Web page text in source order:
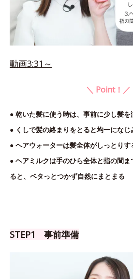
動画3:31～
＼ Point！／
● 乾いた髪に使う時は、事前に少し髪
● くしで髪の絡まりをとると均一になじ
● ヘアウォーターは髪全体がしっとりす
● ヘアミルクは手のひら全体と指の間
ると、ベタっとつかず自然にまとまる
STEP1 事前準備